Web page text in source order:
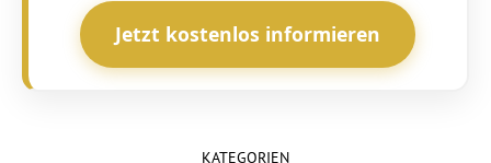
Jetzt kostenlos informieren
KATEGORIEN